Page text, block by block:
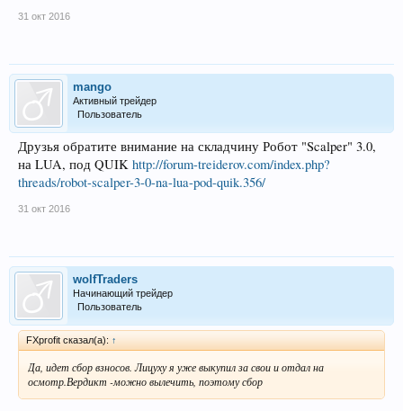
31 окт 2016
mango
Активный трейдер
Пользователь
Друзья обратите внимание на складчину Робот "Scalper" 3.0,
на LUA, под QUIK http://forum-treiderov.com/index.php?
threads/robot-scalper-3-0-na-lua-pod-quik.356/
31 окт 2016
wolfTraders
Начинающий трейдер
Пользователь
FXprofit сказал(а): ↑
Да, идет сбор взносов. Лицуху я уже выкупил за свои и отдал на
осмотр.Вердикт -можно вылечить, поэтому сбор